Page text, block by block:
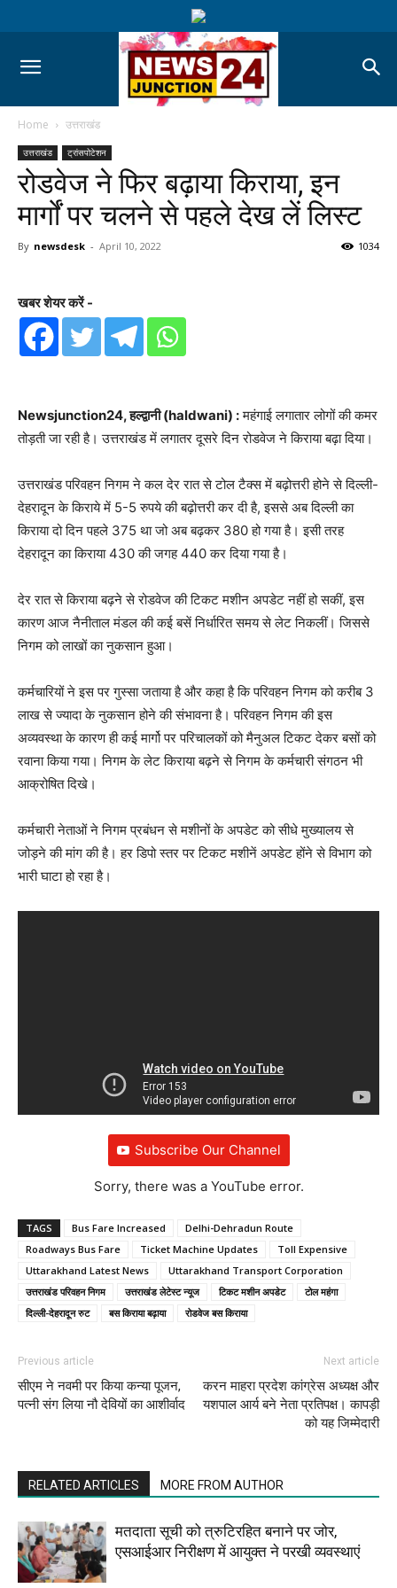
Home उत्तराखंड
उत्तराखंड ट्रांसपोटेशन
रोडवेज ने फिर बढ़ाया किराया, इन
मार्गों पर चलने से पहले देख लें लिस्ट
By newsdesk - April 10, 2022 1034
खबर शेयर करें -
Newsjunction24, हल्द्वानी (haldwani) :महंगाई लगातार लोगों की कमर
तोड़ती जा रही है। उत्तराखंड में लगातर दूसरे दिन रोडवेज ने किराया बढ़ा दिया।
उत्तराखंड परिवहन निगम ने कल देर रात से टोल टैक्स में बढ़ोत्तरी होने से दिल्ली-
देहरादून के किराये में 5-5 रुपये की बढ़ोत्तरी कर दी है, इससे अब दिल्ली का
किराया दो दिन पहले 375 था जो अब बढ़कर 380 हो गया है। इसी तरह
देहरादून का किराया 430 की जगह 440 कर दिया गया है।
देर रात से किराया बढ़ने से रोडवेज की टिकट मशीन अपडेट नहीं हो सकीं, इस
कारण आज नैनीताल मंडल की कई बसें निर्धारित समय से लेट निकलीं। जिससे
निगम को लाखों का नुकसान हुआ।
कर्मचारियों ने इस पर गुस्सा जताया है और कहा है कि परिवहन निगम को करीब 3
लाख से ज्यादा के नुकसान होने की संभावना है। परिवहन निगम की इस
अव्यवस्था के कारण ही कई मार्गो पर परिचालकों को मैनुअल टिकट देकर बसों को
रवाना किया गया। निगम के लेट किराया बढ़ने से निगम के कर्मचारी संगठन भी
आक्रोषित दिखे।
कर्मचारी नेताओं ने निगम प्रबंधन से मशीनों के अपडेट को सीधे मुख्यालय से
जोड़ने की मांग की है। हर डिपो स्तर पर टिकट मशीनें अपडेट होंने से विभाग को
भारी घाटा हो रहा है।
Subscribe Our Channel
Sorry, there was a YouTube error.
TAGS Bus Fare Increased
Delhi-Dehradun Route
Roadways Bus Fare
Ticket Machine Updates
Toll Expensive
Uttarakhand Latest News
Uttarakhand Transport Corporation
उत्तराखंड परिवहन निगम
उत्तराखंड लेटेस्ट न्यूज टिकट मशीन अपडेट
टोल महंगा
दिल्ली-देहरादून रुट
बस किराया बढ़ाया रोडवेज बस किराया
Previous article
सीएम ने नवमी पर किया कन्या पूजन,
पत्नी संग लिया नौ देवियों का आशीर्वाद
Next article
करन माहरा प्रदेश कांग्रेस अध्यक्ष और
यशपाल आर्य बने नेता प्रतिपक्ष। कापड़ी
को यह जिम्मेदारी
RELATED ARTICLES MORE FROM AUTHOR
मतदाता सूची को त्रुटिरहित बनाने पर जोर,
एसआईआर निरीक्षण में आयुक्त ने परखी व्यवस्थाएं